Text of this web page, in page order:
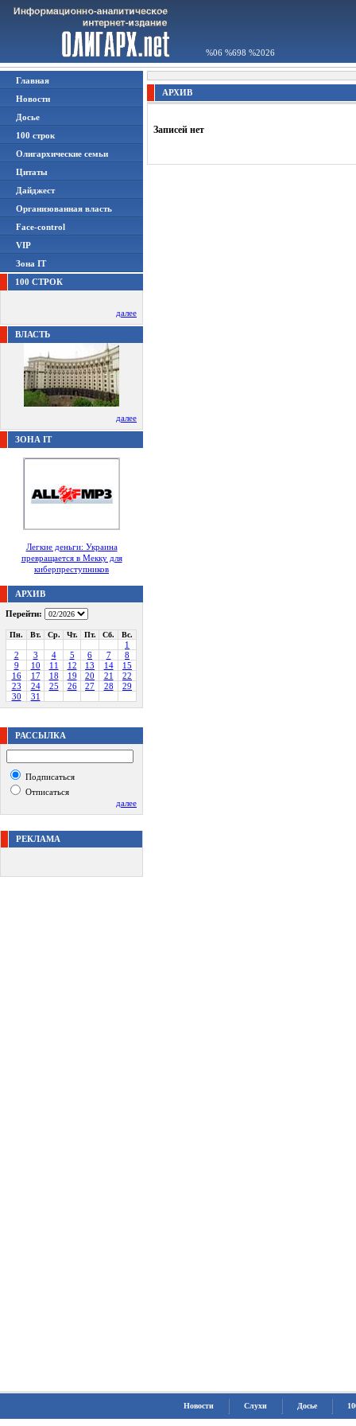
%06 %698 %2026
Главная
Новости
Досье
100 строк
Олигархические семьи
Цитаты
Дайджест
Организованная власть
Face-control
VIP
Зона IT
100 СТРОК
далее
ВЛАСТЬ
далее
ЗОНА IT
Легкие деньги: Украина
превращается в Мекку для
киберпреступников
АРХИВ
Перейти:
Пн. Вт. Ср. Чт. Пт. Сб. Вс.
1
2
3 4 5 6 7
8
9
10 11 12 13 14
15
16
17 18 19 20 21
22
23
24 25 26 27 28
29
30
31
РАССЫЛКА
Подписаться
Отписаться
далее
РЕКЛАМА
АРХИВ
Записей нет
Новости Слухи Досье